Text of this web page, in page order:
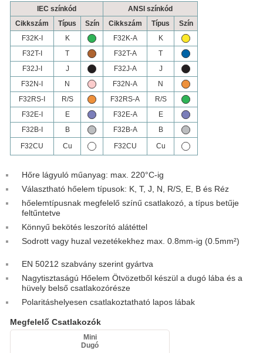
IEC színkód
ANSI színkód
Cikkszám
Típus Szín Cikkszám Típus
Szín
F32K-I
K F32K-A
K
F32T-I
T F32T-A
T
F32J-I
J F32J-A
J
F32N-I
N F32N-A
N
F32RS-I
R/S F32RS-A
R/S
F32E-I
E F32E-A
E
F32B-I
B F32B-A
B
F32CU
Cu F32CU Cu
Hőre lágyuló műanyag: max. 220°C-ig
Választható hőelem típusok: K, T, J, N, R/S, E, B és Réz
hőelemtípusnak megfelelő színű csatlakozó, a típus betűje
feltűntetve
Könnyű bekötés leszorító alátéttel
Sodrott vagy huzal vezetékekhez max. 0.8mm-ig (0.5mm²)
EN 50212 szabvány szerint gyártva
Nagytisztaságú Hőelem Ötvözetből készül a dugó lába és a
hüvely belső csatlakozórésze
Polaritáshelyesen csatlakoztatható lapos lábak
Megfelelő Csatlakozók
Mini
Dugó